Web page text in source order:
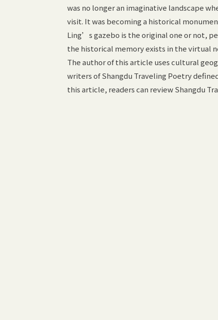
was no longer an imaginative landscape
visit. It was becoming a historical
Ling’s gazebo is the original one or not,
the historical memory exists in the virtual
The author of this article uses cultural
writers of Shangdu Traveling Poetry
this article, readers can review Shangdu